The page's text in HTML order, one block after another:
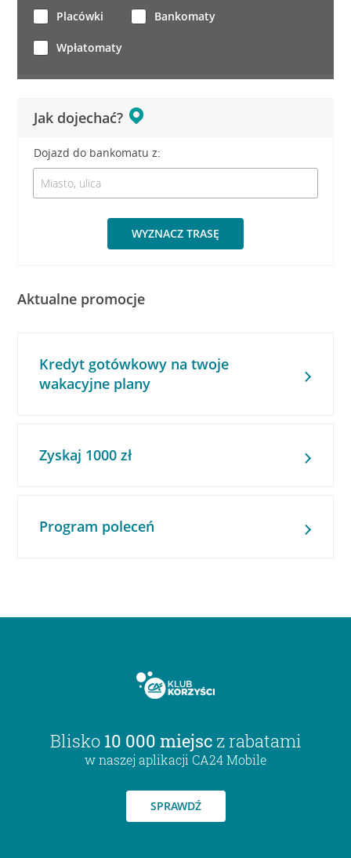
Jak dojechać?
Dojazd do bankomatu z:
WYZNACZ TRASĘ
Placówki Bankomaty
Wpłatomaty
Aktualne promocje
Kredyt gotówkowy na twoje
wakacyjne plany
Zyskaj 1000 zł
Program poleceń
Blisko 10 000 miejsc z rabatami
w naszej aplikacji CA24 Mobile
SPRAWDŹ